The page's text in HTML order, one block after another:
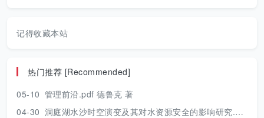
记得收藏本站
热门推荐 [Recommended]
05-10 管理前沿.pdf 德鲁克 著
04-30 洞庭湖水沙时空演变及其对水资源安全的影响研究.pdf 胡光伟 著 2017年版